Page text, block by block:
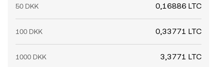
50 DKK 0,16886 LTC
100 DKK 0,33771 LTC
1000 DKK 3,3771 LTC